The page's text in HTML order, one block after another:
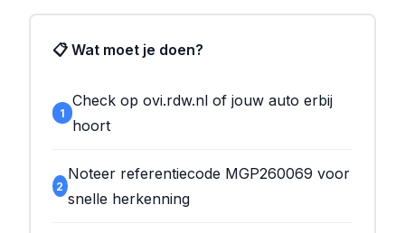
📋 Wat moet je doen?
1
Check op ovi.rdw.nl of jouw auto erbij
hoort
2
Noteer referentiecode MGP260069 voor
snelle herkenning